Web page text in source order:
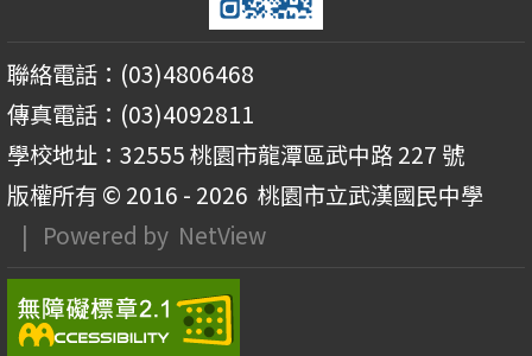
聯絡電話：(03)4806468
傳真電話：(03)4092811
學校地址：32555 桃園市龍潭區武中路 227 號
版權所有 © 2016 - 2026 桃園市立武漢國民中學
| Powered by NetView